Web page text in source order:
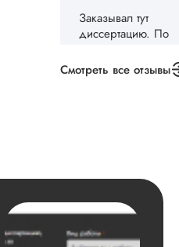
внушительно, но
выхода не
самостоятельно.
выполнена в...
Читать полный
Смотреть все отзывы